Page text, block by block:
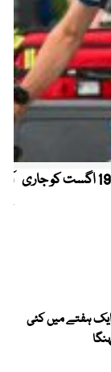
کیریبین پریمیئر لیگ ، قومی کرکٹرز کو این او سی 19 اگست کو جاری
ہفتے میں کئی